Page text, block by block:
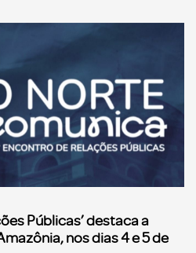
Públicas’ destaca a
nos dias 4 e 5 de